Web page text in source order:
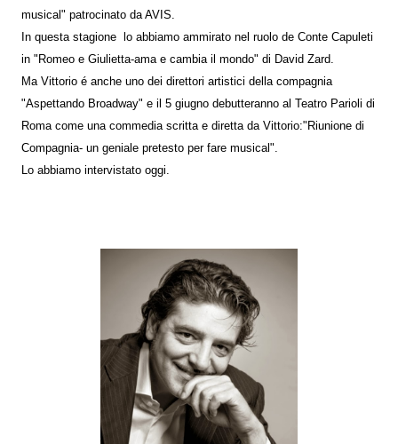
musical" patrocinato da AVIS.
In questa stagione lo abbiamo ammirato nel ruolo de Conte Capuleti
in "Romeo e Giulietta-ama e cambia il mondo" di David Zard.
Ma Vittorio é anche uno dei direttori artistici della compagnia
"Aspettando Broadway" e il 5 giugno debutteranno al Teatro Parioli di
Roma come una commedia scritta e diretta da Vittorio:"Riunione di
Compagnia- un geniale pretesto per fare musical".
Lo abbiamo intervistato oggi.